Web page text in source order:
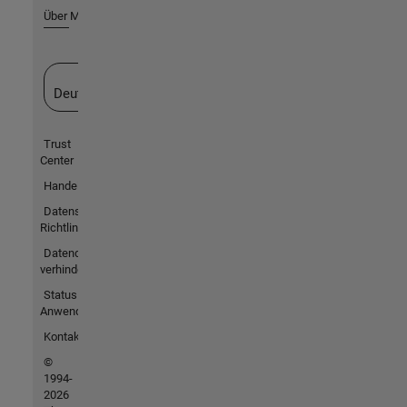
Über MathWorks
Deutschland
Trust
Center
Handelsmarken
Datenschutz-
Richtlinien
Datendiebstahl
verhindern
Status von
Anwendungen
Kontakt
©
1994-
2026